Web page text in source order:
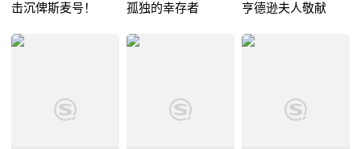
击沉俾斯麦号！ 孤独的幸存者 亨德逊夫人敬献